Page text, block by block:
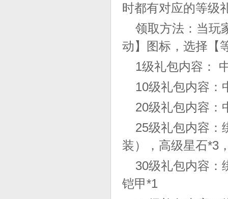
时都有对应的等级
领取方法：当玩
动】图标，选择【
1级礼包内容：
10级礼包内容：
20级礼包内容：
25级礼包内容：
装），高级星石*3
30级礼包内容：
铠甲*1